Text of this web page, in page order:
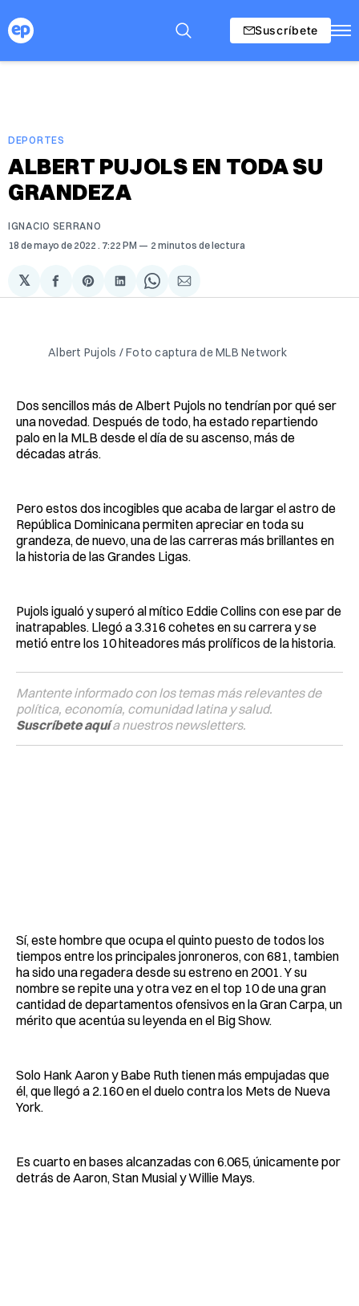
Suscríbete
DEPORTES
ALBERT PUJOLS EN TODA SU
GRANDEZA
IGNACIO SERRANO
18 de mayo de 2022 . 7:22 PM 2 minutos de lectura
𝕏
Compartir
en
Share
on
Compartir
en
Share
on
Compartir
via
Albert Pujols / Foto captura de MLB Network
Dos sencillos más de Albert Pujols no tendrían por qué ser
una novedad. Después de todo, ha estado repartiendo
palo en la MLB desde el día de su ascenso, más de
décadas atrás.
Pero estos dos incogibles que acaba de largar el astro de
República Dominicana permiten apreciar en toda su
grandeza, de nuevo, una de las carreras más brillantes en
la historia de las Grandes Ligas.
Pujols igualó y superó al mítico Eddie Collins con ese par de
inatrapables. Llegó a 3.316 cohetes en su carrera y se
metió entre los 10 hiteadores más prolíficos de la historia.
Mantente informado con los temas más relevantes de
política, economía, comunidad latina y salud.
Suscríbete aquía nuestros newsletters.
Sí, este hombre que ocupa el quinto puesto de todos los
tiempos entre los principales jonroneros, con 681, tambien
ha sido una regadera desde su estreno en 2001. Y su
nombre se repite una y otra vez en el top 10 de una gran
cantidad de departamentos ofensivos en la Gran Carpa, un
mérito que acentúa su leyenda en el Big Show.
Solo Hank Aaron y Babe Ruth tienen más empujadas que
él, que llegó a 2.160 en el duelo contra los Mets de Nueva
York.
Es cuarto en bases alcanzadas con 6.065, únicamente por
detrás de Aaron, Stan Musial y Willie Mays.